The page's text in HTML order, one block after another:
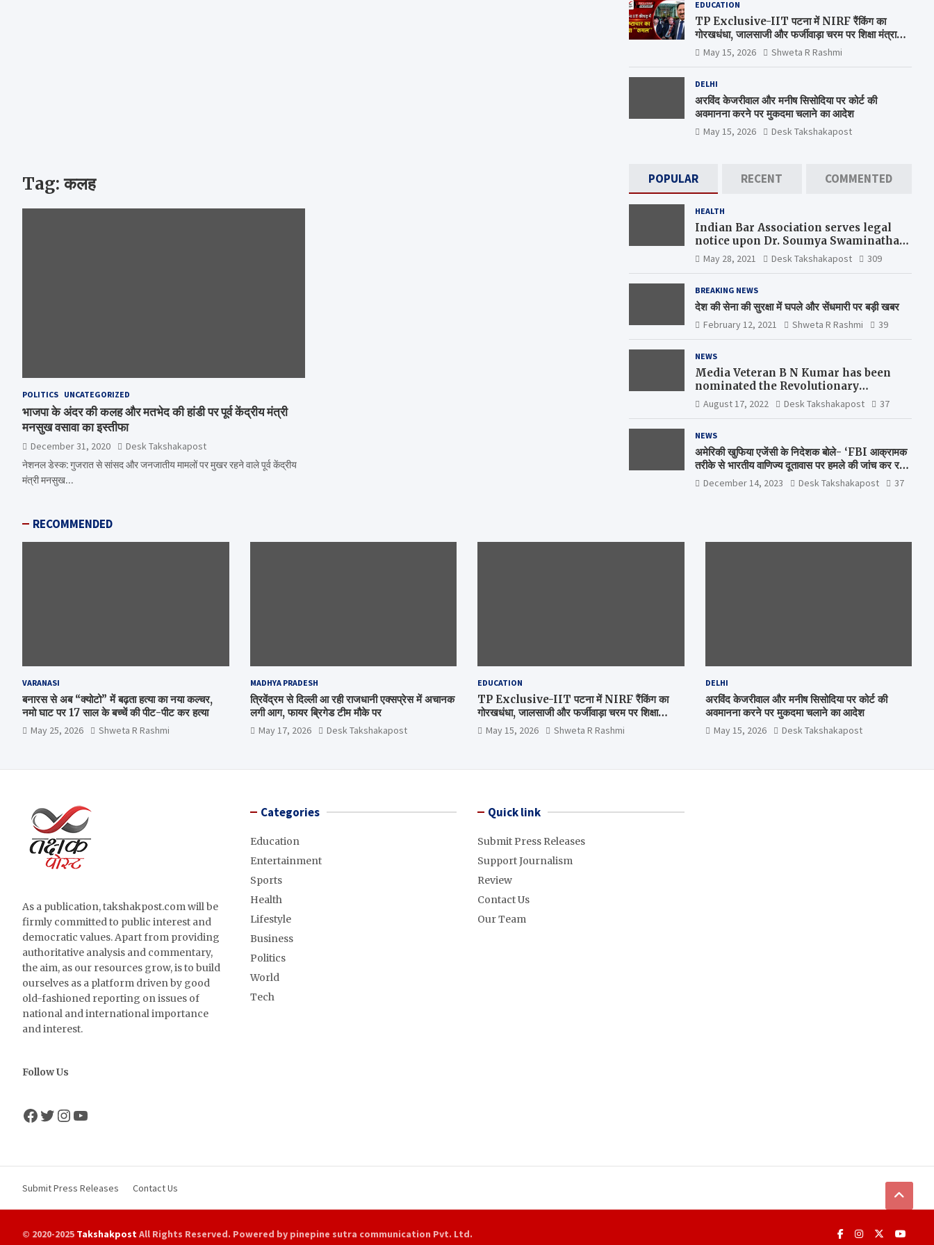
Tag:कलह
POLITICS UNCATEGORIZED
भाजपा के अंदर की कलह और मतभेद की हांडी पर पूर्व केंद्रीय मंत्री
मनसुख वसावा का इस्तीफा
December 31, 2020
Desk Takshakapost
नेशनल डेस्क: गुजरात से सांसद और जनजातीय मामलों पर मुखर रहने वाले पूर्व केंद्रीय
मंत्री मनसुख…
EDUCATION
TP Exclusive-IIT पटना में NIRF रैंकिंग का
गोरखधंधा, जालसाजी और फर्जीवाड़ा चरम पर शिक्षा मंत्रालय
कब जागेगा ?
May 15, 2026 Shweta R Rashmi
DELHI
अरविंद केजरीवाल और मनीष सिसोदिया पर कोर्ट की
अवमानना करने पर मुकदमा चलाने का आदेश
May 15, 2026 Desk Takshakapost
POPULAR RECENT COMMENTED
HEALTH
Indian Bar Association serves legal
notice upon Dr. Soumya Swaminathan,
the Chief Scientist, WHO
May 28, 2021 Desk Takshakapost 309
BREAKING NEWS
देश की सेना की सुरक्षा में घपले और सेंधमारी पर बड़ी खबर
February 12, 2021 Shweta R Rashmi 39
NEWS
Media Veteran B N Kumar has been
nominated the Revolutionary
Comrade Shiv Varma Media Award
2022-23
August 17, 2022 Desk Takshakapost 37
NEWS
अमेरिकी खुफिया एजेंसी के निदेशक बोले- ‘FBI आक्रामक
तरीके से भारतीय वाणिज्य दूतावास पर हमले की जांच कर रही
है’December 14, 2023 Desk Takshakapost 37
RECOMMENDED
VARANASI
बनारस से अब “क्योटो” में बढ़ता हत्या का नया कल्चर,
नमो घाट पर 17 साल के बच्चें की पीट-पीट कर हत्या
May 25, 2026 Shweta R Rashmi
MADHYA PRADESH
त्रिवेंद्रम से दिल्ली आ रही राजधानी एक्सप्रेस में अचानक
लगी आग, फायर ब्रिगेड टीम मौके पर
May 17, 2026 Desk Takshakapost
EDUCATION
TP Exclusive-IIT पटना में NIRF रैंकिंग का
गोरखधंधा, जालसाजी और फर्जीवाड़ा चरम पर शिक्षा
मंत्रालय कब जागेगा ?
May 15, 2026 Shweta R Rashmi
DELHI
अरविंद केजरीवाल और मनीष सिसोदिया पर कोर्ट की
अवमानना करने पर मुकदमा चलाने का आदेश
May 15, 2026 Desk Takshakapost
As a publication, takshakpost.com will be
firmly committed to public interest and
democratic values. Apart from providing
authoritative analysis and commentary,
the aim, as our resources grow, is to build
ourselves as a platform driven by good
old-fashioned reporting on issues of
national and international importance
and interest.
Follow Us
Facebook
Twitter
Instagram
YouTube
Categories
Education
Entertainment
Sports
Health
Lifestyle
Business
Politics
World
Tech
Quick link
Submit Press Releases
Support Journalism
Review
Contact Us
Our Team
Submit Press Releases Contact Us
© 2020-2025 Takshakpost All Rights Reserved. Powered by pinepine sutra communication Pvt. Ltd.